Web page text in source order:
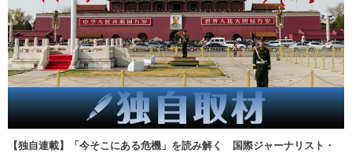
【独自連載】「今そこにある危機」を読み解く 国際ジャーナリスト・